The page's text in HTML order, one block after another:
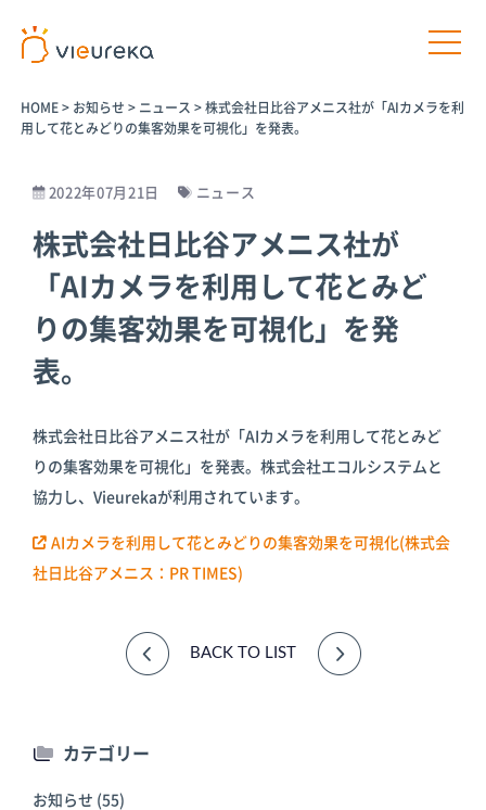
プラットフ
ビス
Vieureka
Vieurekaカ
SDK
スターターキ
パートナー
プログラム
品
のご相談
パートナー
介護施設
病院
オフィス
商業施設
倉庫
AIカメラ活
HOME> お知らせ > ニュース > 株式会社日比谷アメニス社が「AIカメラを利
用して花とみどりの集客効果を可視化」を発表。
2022年07月21日 ニュース
株式会社日比谷アメニス社が
「AIカメラを利用して花とみど
りの集客効果を可視化」を発
表。
株式会社日比谷アメニス社が「AIカメラを利用して花とみど
りの集客効果を可視化」を発表。株式会社エコルシステムと
協力し、Vieurekaが利用されています。
AIカメラを利用して花とみどりの集客効果を可視化(株式会
社日比谷アメニス：PR TIMES)
BACK TO LIST
カテゴリー
お知らせ (55)